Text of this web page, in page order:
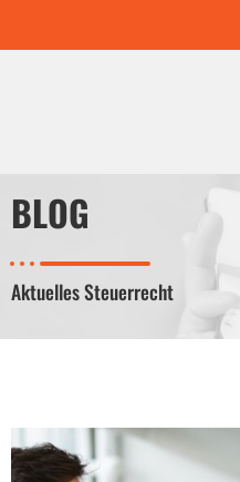
BLOG
Aktuelles Steuerrecht